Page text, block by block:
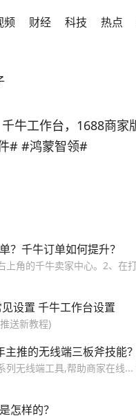
频 财经 科技 热点
牛工作台，1688商家
# #鸿蒙智领#
？千牛订单如何提升？
上角的千牛卖家中心。2、在
设置 千牛工作台设置
送新教程)
推的无线端三板斧技能？
列无线端工具,帮助商家在线
怎样的？